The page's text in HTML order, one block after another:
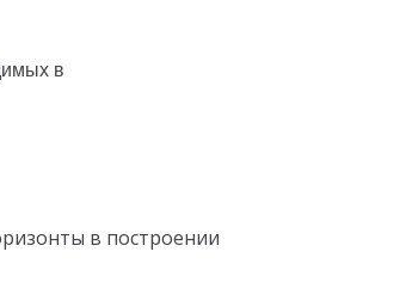
в построении